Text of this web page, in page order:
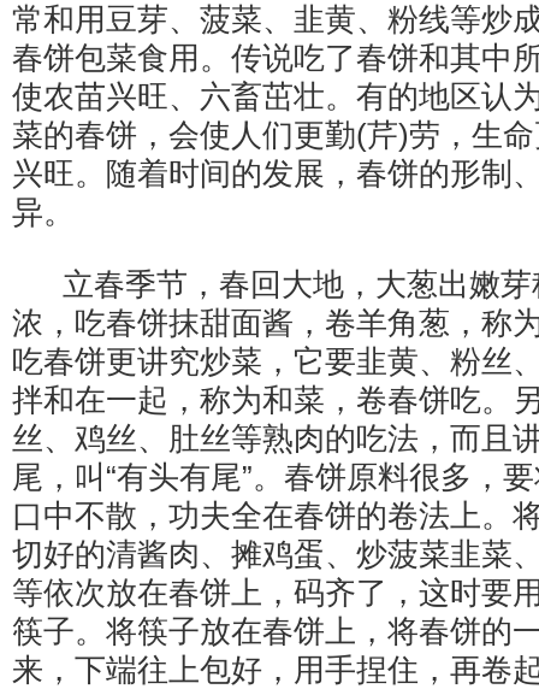
常和用豆芽、菠菜、韭黄、粉线等炒
春饼包菜食用。传说吃了春饼和其中
使农苗兴旺、六畜茁壮。有的地区认
菜的春饼，会使人们更勤(芹)劳，生
兴旺。随着时间的发展，春饼的形制
异。
立春季节，春回大地，大葱出嫩芽
浓，吃春饼抹甜面酱，卷羊角葱，称
吃春饼更讲究炒菜，它要韭黄、粉丝
拌和在一起，称为和菜，卷春饼吃。
丝、鸡丝、肚丝等熟肉的吃法，而且
尾，叫“有头有尾”。春饼原料很多，
口中不散，功夫全在春饼的卷法上。
切好的清酱肉、摊鸡蛋、炒菠菜韭菜
等依次放在春饼上，码齐了，这时
筷子。将筷子放在春饼上，将春饼的
来，下端往上包好，用手捏住，再卷